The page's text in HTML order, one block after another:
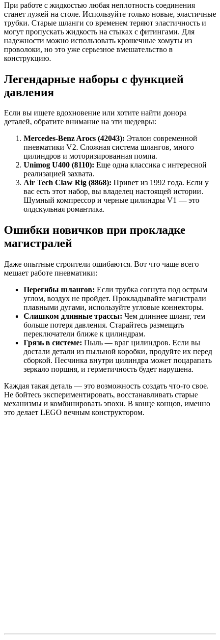
При работе с жидкостью любая неплотность соединения
станет лужей на столе. Используйте только новые, эластичные
трубки. Старые шланги со временем теряют эластичность и
могут пропускать жидкость на стыках с фитингами. Для
надежности можно использовать крошечные хомуты из
проволоки, но это уже серьезное вмешательство в
конструкцию.
Легендарные наборы с функцией
давления
Если вы ищете вдохновение или хотите найти донора
деталей, обратите внимание на эти шедевры:
Mercedes-Benz Arocs (42043): Эталон современной
пневматики V2. Сложная система шлангов, много
цилиндров и моторизированная помпа.
Unimog U400 (8110): Еще одна классика с интересной
реализацией захвата.
Air Tech Claw Rig (8868): Привет из 1992 года. Если у
вас есть этот набор, вы владелец настоящей истории.
Шумный компрессор и черные цилиндры V1 — это
олдскульная романтика.
Ошибки новичков при прокладке
магистралей
Даже опытные строители ошибаются. Вот что чаще всего
мешает работе пневматики:
Перегибы шлангов: Если трубка согнута под острым
углом, воздух не пройдет. Прокладывайте магистрали
плавными дугами, используйте угловые коннекторы.
Слишком длинные трассы: Чем длиннее шланг, тем
больше потеря давления. Старайтесь размещать
переключатели ближе к цилиндрам.
Грязь в системе: Пыль — враг цилиндров. Если вы
достали детали из пыльной коробки, продуйте их перед
сборкой. Песчинка внутри цилиндра может поцарапать
зеркало поршня, и герметичность будет нарушена.
Каждая такая деталь — это возможность создать что-то свое.
Не бойтесь экспериментировать, восстанавливать старые
механизмы и комбинировать эпохи. В конце концов, именно
это делает LEGO вечным конструктором.